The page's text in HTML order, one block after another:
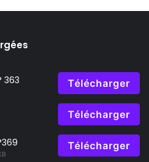
363 Télécharger
Télécharger
Télécharger